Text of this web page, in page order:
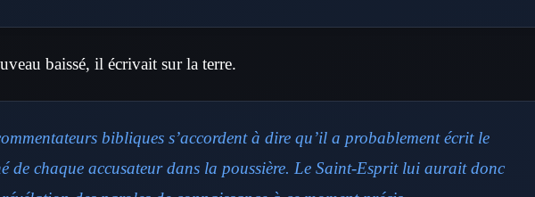
baissé, il écrivait sur la terre.
bibliques s’accordent à dire qu’il a probablement écrit le
de chaque accusateur dans la poussière. Le Saint-Esprit lui aurait donc